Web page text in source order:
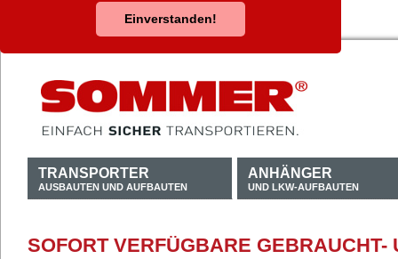
Einverstanden!
TRANSPORTER
AUSBAUTEN UND AUFBAUTEN
ANHÄNGER
UND LKW-AUFBAUTEN
SOFORT VERFÜGBARE GEBRAUCHT-